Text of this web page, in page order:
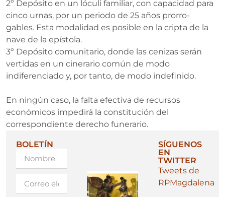
2º Depósito en un lóculi familiar, con capacidad para
cinco urnas, por un periodo de 25 años prorro-
gables. Esta modalidad es posible en la cripta de la
nave de la epístola.
3º Depósito comunitario, donde las cenizas serán
vertidas en un cinerario común de modo
indiferenciado y, por tanto, de modo indefinido.
En ningún caso, la falta efectiva de recursos
económicos impedirá la constitución del
correspondiente derecho funerario.
BOLETÍN
SÍGUENOS
EN
TWITTER
Tweets de
RPMagdalena